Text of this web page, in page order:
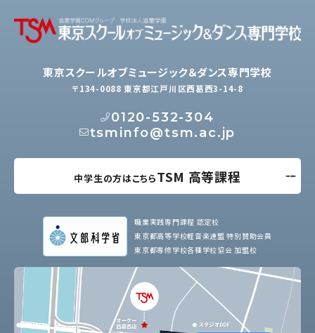
東京スクールオブミュージック＆ダンス専門学校
〒134-0088 東京都江戸川区西葛西3-14-8
0120-532-304
tsminfo@tsm.ac.jp
中学生の方はこちらTSM 高等課程
職業実践専門課程 認定校
東京都高等学校軽音楽連盟 特別賛助会員
東京都専修学校各種学校協会 加盟校